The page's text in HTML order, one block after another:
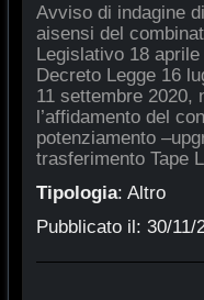
Avviso di indagine
aisensi del
Legislativo 18
Decreto Legge 16
11 settembre 2020,
l’affidamento del
potenziamento
trasferimento Tape
Tipologia: Altro
Pubblicato il: 30/11/